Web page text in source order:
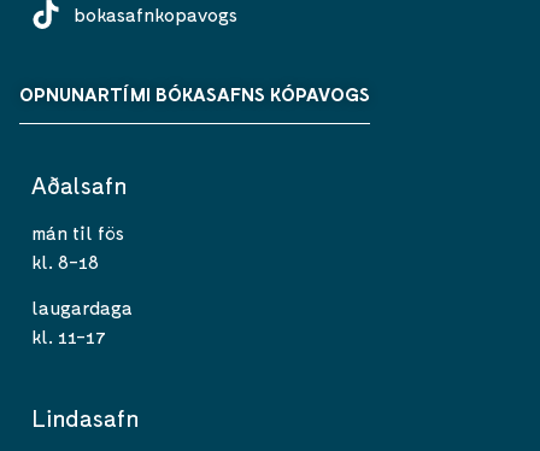
bokasafnkopavogs
OPNUNARTÍMI BÓKASAFNS KÓPAVOGS
Aðalsafn
mán til fös
kl. 8-18
laugardaga
kl. 11-17
Lindasafn